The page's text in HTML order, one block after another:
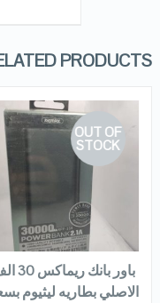
PRODUCTS
OUT OF
STOCK
QUICK LOOK
VIEW DETAILS
READ MORE
باور بانك
الاصلي بطاريه ليثيوم